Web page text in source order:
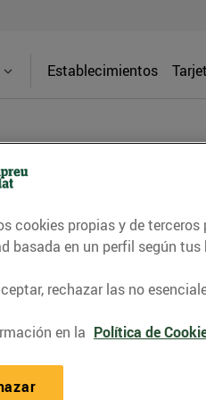
Establecimientos
los supermercados
cookies propias y de
basada en un perfil según
rechazar las no
en la Política de